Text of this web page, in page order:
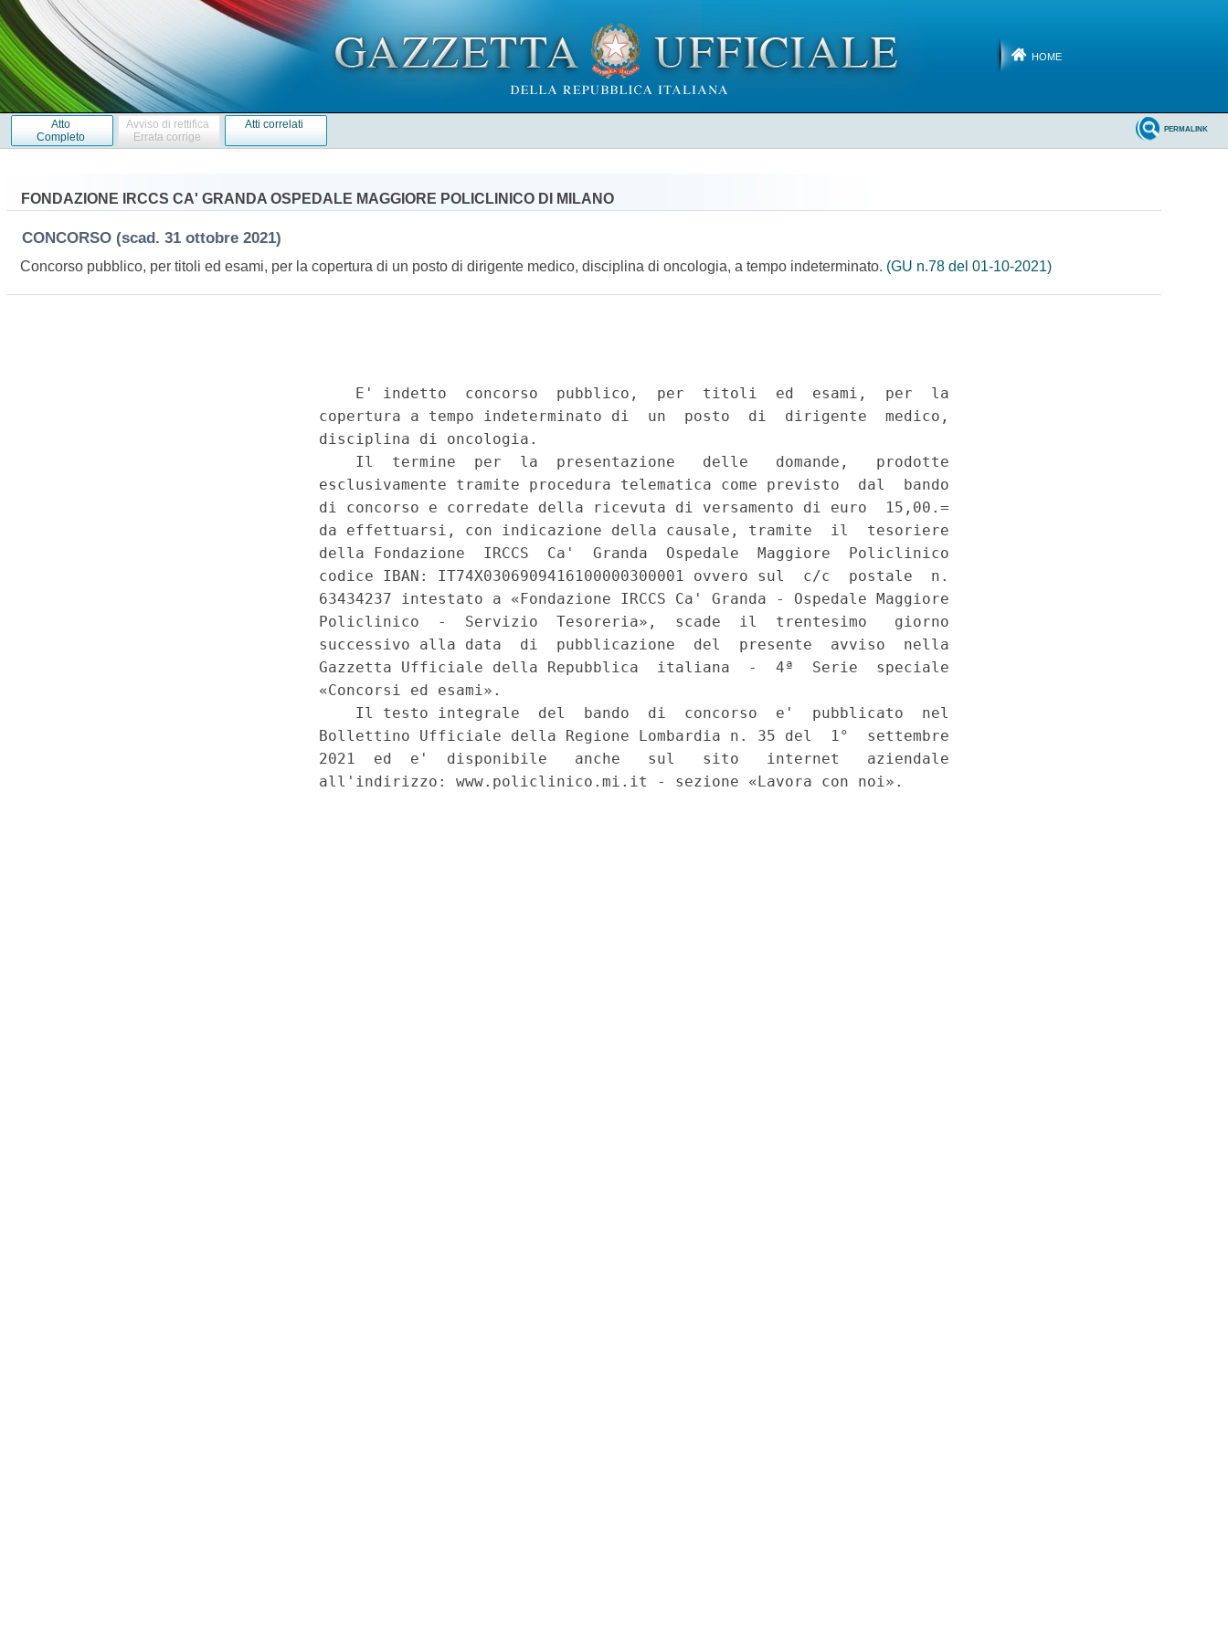
HOME
Atto
Completo
Avviso di rettifica
Errata corrige
Atti correlati PERMALINK
FONDAZIONE IRCCS CA' GRANDA OSPEDALE MAGGIORE POLICLINICO DI MILANO
CONCORSO (scad. 31 ottobre 2021)
Concorso pubblico, per titoli ed esami, per la copertura di un posto di dirigente medico, disciplina di oncologia, a tempo indeterminato. (GU n.78 del 01-10-2021)